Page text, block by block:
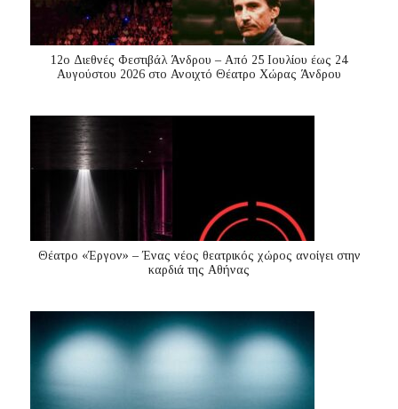
12ο Διεθνές Φεστιβάλ Άνδρου – Από 25 Ιουλίου έως 24
Αυγούστου 2026 στο Ανοιχτό Θέατρο Χώρας Άνδρου
Θέατρο «Έργον» – Ένας νέος θεατρικός χώρος ανοίγει στην
καρδιά της Αθήνας